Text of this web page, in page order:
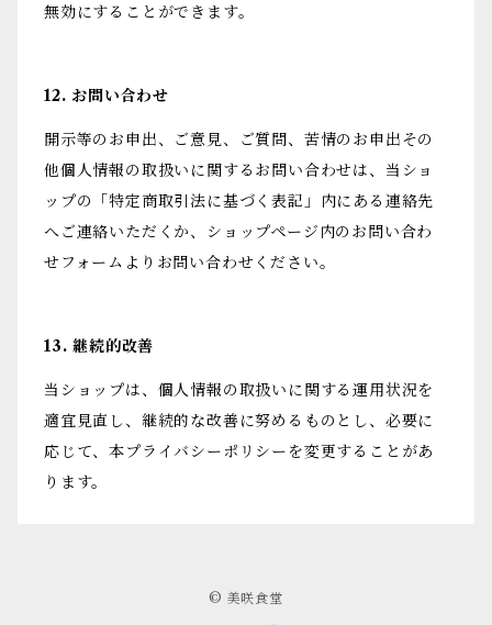
無効にすることができます。
12. お問い合わせ
開示等のお申出、ご意見、ご質問、苦情のお申出その
他個人情報の取扱いに関するお問い合わせは、当ショ
ップの「特定商取引法に基づく表記」内にある連絡先
へご連絡いただくか、ショップページ内のお問い合わ
せフォームよりお問い合わせください。
13. 継続的改善
当ショップは、個人情報の取扱いに関する運用状況を
適宜見直し、継続的な改善に努めるものとし、必要に
応じて、本プライバシーポリシーを変更することがあ
ります。
© 美咲食堂